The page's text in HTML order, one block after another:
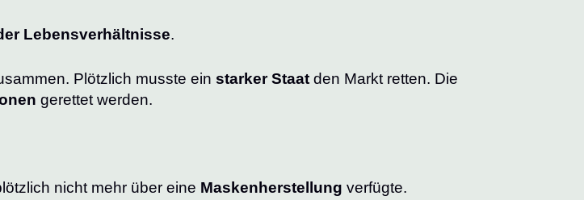
Lebensverhältnisse.
Plötzlich musste ein starker Staat den Markt retten. Die
gerettet werden.
nicht mehr über eine Maskenherstellung verfügte.